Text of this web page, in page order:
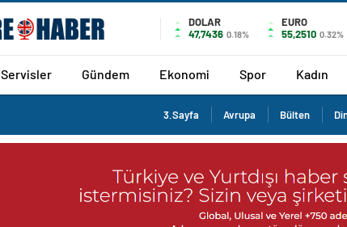
DOLAR
47,7436 0.18%
EURO
55,2510 0.32%
Servisler Gündem Ekonomi Spor Kadın
3.Sayfa Avrupa Bülten